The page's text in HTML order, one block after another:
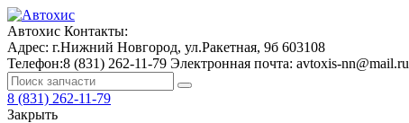
Автохис Контакты:
Адрес: г.Нижний Новгород, ул.Ракетная, 9б 603108
Телефон:8 (831) 262-11-79 Электронная почта: avtoxis-nn@mail.ru
8 (831) 262-11-79
Закрыть